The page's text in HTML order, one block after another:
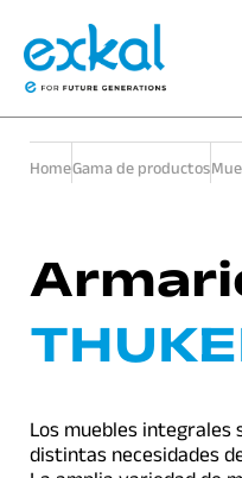
HomeGama de productos
Los muebles
distintas necesidades